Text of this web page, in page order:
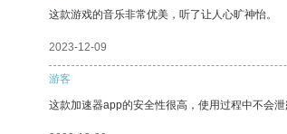
这款游戏的音乐非常优美，听了让人心旷神怡。
2023-12-09
游客
这款加速器app的安全性很高，使用过程中不会